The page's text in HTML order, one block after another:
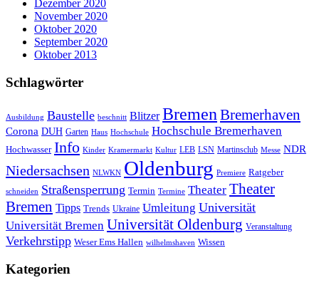
Dezember 2020
November 2020
Oktober 2020
September 2020
Oktober 2013
Schlagwörter
Ausbildung Baustelle beschnitt Blitzer Bremen Bremerhaven
Corona DUH Garten Haus Hochschule Hochschule Bremerhaven
Hochwasser Info Kinder Kramermarkt Kultur LEB LSN Martinsclub Messe NDR
Niedersachsen NLWKN Oldenburg Premiere Ratgeber
schneiden Straßensperrung Termin Termine Theater Theater
Bremen Tipps Trends Ukraine Umleitung Universität
Universität Bremen Universität Oldenburg Veranstaltung
Verkehrstipp Weser Ems Hallen wilhelmshaven Wissen
Kategorien